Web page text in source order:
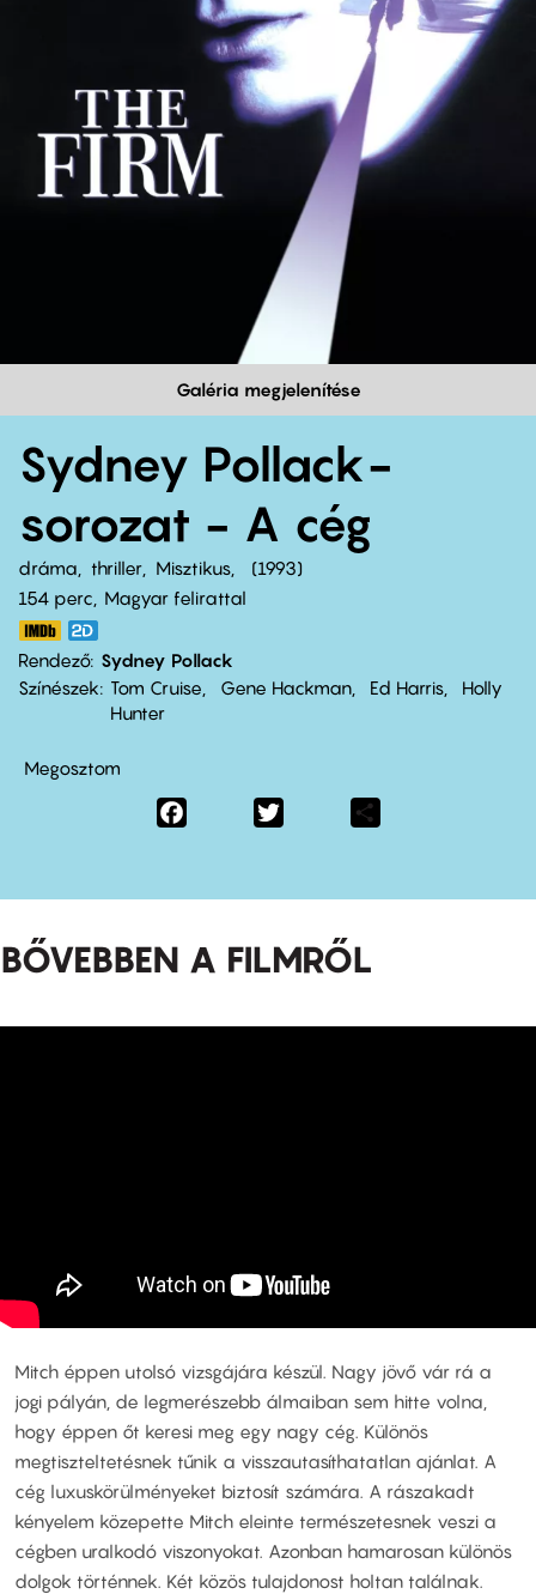
Galéria megjelenítése
Sydney Pollack-
sorozat - A cég
dráma thriller Misztikus
1993
154 perc,
Magyar felirattal
Rendező Sydney Pollack
Színészek
Tom Cruise Gene Hackman Ed Harris
Holly
Hunter
Megosztom
Facebook
BŐVEBBEN A FILMRŐL
Mitch éppen utolsó vizsgájára készül. Nagy jövő vár rá a
jogi pályán, de legmerészebb álmaiban sem hitte volna,
hogy éppen őt keresi meg egy nagy cég. Különös
megtiszteltetésnek tűnik a visszautasíthatatlan ajánlat. A
cég luxuskörülményeket biztosít számára. A rászakadt
kényelem közepette Mitch eleinte természetesnek veszi a
cégben uralkodó viszonyokat. Azonban hamarosan különös
dolgok történnek. Két közös tulajdonost holtan találnak.